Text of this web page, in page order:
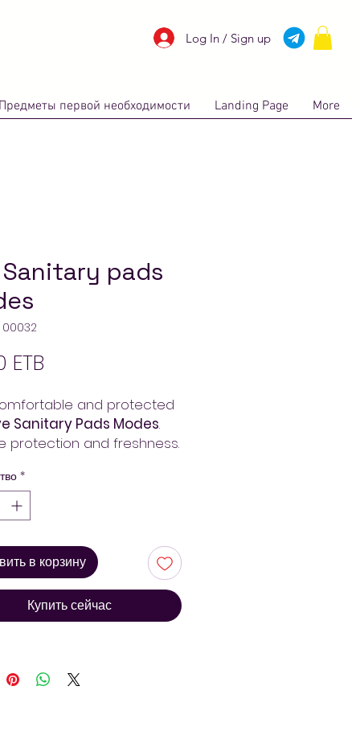
Log In / Sign up
Предметы первой необходимости Landing Page More
Sanitary pads
00032
ETB
and protected
Sanitary Pads Modes.
protection and freshness.
Always pay less!
*
в корзину
Купить сейчас